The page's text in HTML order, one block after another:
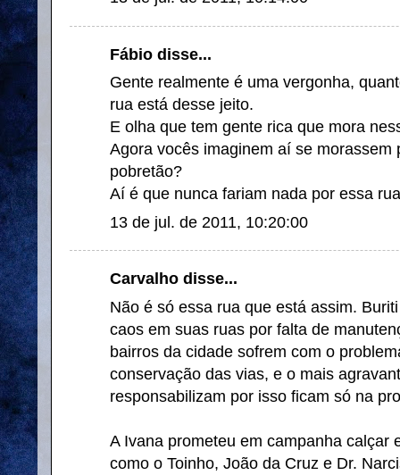
Fábio disse...
Gente realmente é uma vergonha,
rua está desse jeito.
E olha que tem gente rica que mora
Agora vocês imaginem aí se morassem
pobretão?
Aí é que nunca fariam nada por essa
13 de jul. de 2011, 10:20:00
Carvalho disse...
Não é só essa rua que está assim.
caos em suas ruas por falta de
bairros da cidade sofrem com o
conservação das vias, e o mais
responsabilizam por isso ficam só na
A Ivana prometeu em campanha calçar
como o Toinho, João da Cruz e Dr.